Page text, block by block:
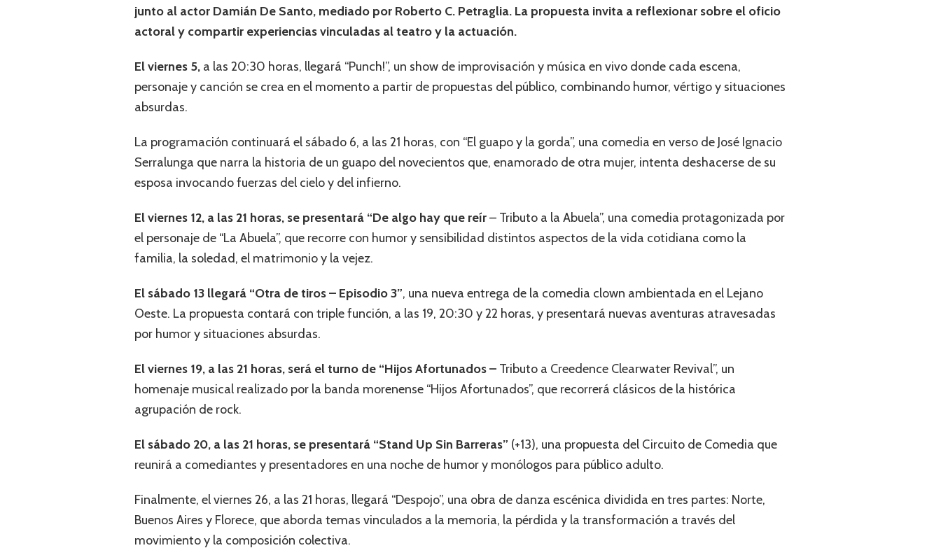
junto al actor Damián De Santo, mediado por Roberto C. Petraglia. La propuesta invita a reflexionar sobre el oficio
actoral y compartir experiencias vinculadas al teatro y la actuación.
El viernes 5, a las 20:30 horas, llegará “Punch!”, un show de improvisación y música en vivo donde cada escena,
personaje y canción se crea en el momento a partir de propuestas del público, combinando humor, vértigo y situaciones
absurdas.
La programación continuará el sábado 6, a las 21 horas, con “El guapo y la gorda”, una comedia en verso de José Ignacio
Serralunga que narra la historia de un guapo del novecientos que, enamorado de otra mujer, intenta deshacerse de su
esposa invocando fuerzas del cielo y del infierno.
El viernes 12, a las 21 horas, se presentará “De algo hay que reír– Tributo a la Abuela”, una comedia protagonizada por
el personaje de “La Abuela”, que recorre con humor y sensibilidad distintos aspectos de la vida cotidiana como la
familia, la soledad, el matrimonio y la vejez.
El sábado 13 llegará “Otra de tiros – Episodio 3”, una nueva entrega de la comedia clown ambientada en el Lejano
Oeste. La propuesta contará con triple función, a las 19, 20:30 y 22 horas, y presentará nuevas aventuras atravesadas
por humor y situaciones absurdas.
El viernes 19, a las 21 horas, será el turno de “Hijos Afortunados – Tributo a Creedence Clearwater Revival”, un
homenaje musical realizado por la banda morenense “Hijos Afortunados”, que recorrerá clásicos de la histórica
agrupación de rock.
El sábado 20, a las 21 horas, se presentará “Stand Up Sin Barreras” (+13), una propuesta del Circuito de Comedia que
reunirá a comediantes y presentadores en una noche de humor y monólogos para público adulto.
Finalmente, el viernes 26, a las 21 horas, llegará “Despojo”, una obra de danza escénica dividida en tres partes: Norte,
Buenos Aires y Florece, que aborda temas vinculados a la memoria, la pérdida y la transformación a través del
movimiento y la composición colectiva.